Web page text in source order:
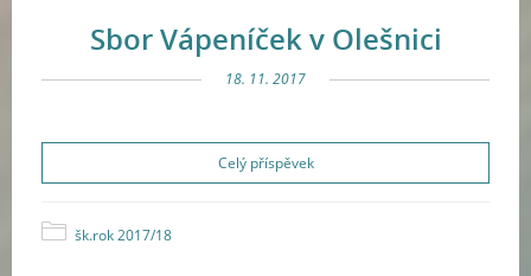
Sbor Vápeníček v Olešnici
18. 11. 2017
Celý příspěvek
šk.rok 2017/18